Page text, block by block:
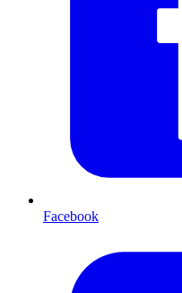
Facebook